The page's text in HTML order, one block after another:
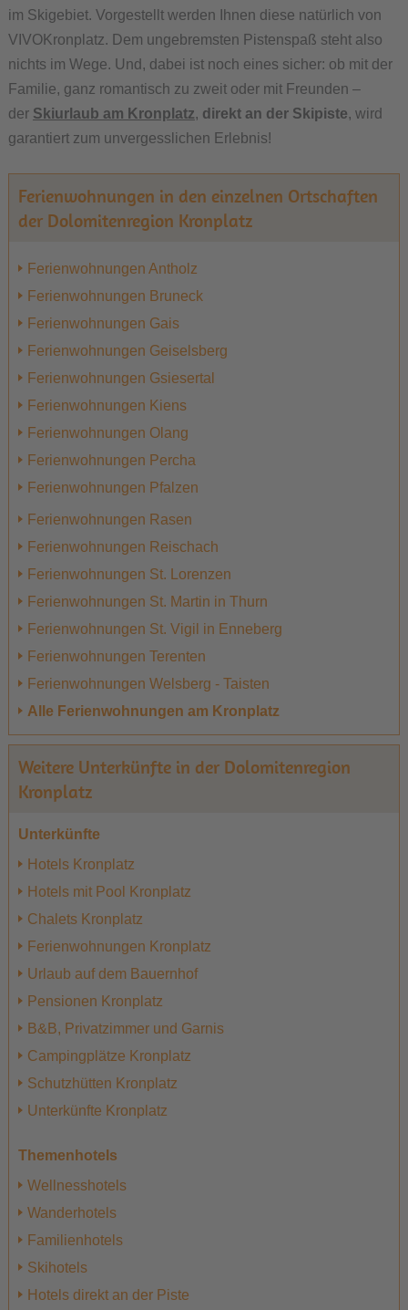
im Skigebiet. Vorgestellt werden Ihnen diese natürlich von
VIVOKronplatz. Dem ungebremsten Pistenspaß steht also
nichts im Wege. Und, dabei ist noch eines sicher: ob mit der
Familie, ganz romantisch zu zweit oder mit Freunden –
der Skiurlaub am Kronplatz, direkt an der Skipiste, wird
garantiert zum unvergesslichen Erlebnis!
Ferienwohnungen in den einzelnen Ortschaften
der Dolomitenregion Kronplatz
Ferienwohnungen Antholz
Ferienwohnungen Bruneck
Ferienwohnungen Gais
Ferienwohnungen Geiselsberg
Ferienwohnungen Gsiesertal
Ferienwohnungen Kiens
Ferienwohnungen Olang
Ferienwohnungen Percha
Ferienwohnungen Pfalzen
Ferienwohnungen Rasen
Ferienwohnungen Reischach
Ferienwohnungen St. Lorenzen
Ferienwohnungen St. Martin in Thurn
Ferienwohnungen St. Vigil in Enneberg
Ferienwohnungen Terenten
Ferienwohnungen Welsberg - Taisten
Alle Ferienwohnungen am Kronplatz
Weitere Unterkünfte in der Dolomitenregion
Kronplatz
Unterkünfte
Hotels Kronplatz
Hotels mit Pool Kronplatz
Chalets Kronplatz
Ferienwohnungen Kronplatz
Urlaub auf dem Bauernhof
Pensionen Kronplatz
B&B, Privatzimmer und Garnis
Campingplätze Kronplatz
Schutzhütten Kronplatz
Unterkünfte Kronplatz
Themenhotels
Wellnesshotels
Wanderhotels
Familienhotels
Skihotels
Hotels direkt an der Piste